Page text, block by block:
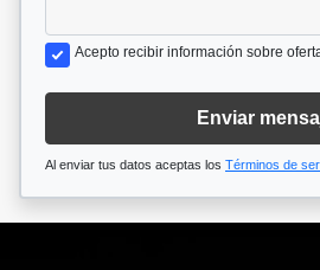
Acepto recibir información sobre
Enviar
Al enviar tus datos aceptas los Términos de